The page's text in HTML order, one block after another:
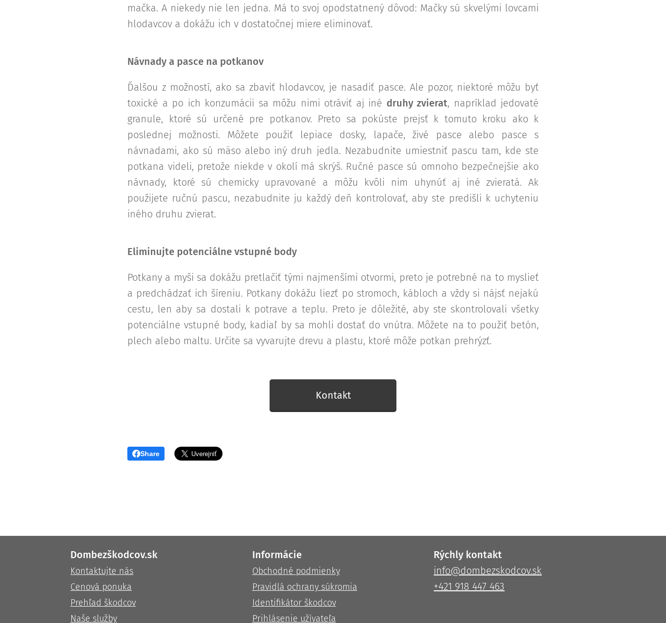
mačka. A niekedy nie len jedna. Má to svoj opodstatnený dôvod: Mačky sú skvelými lovcami
hlodavcov a dokážu ich v dostatočnej miere eliminovať.
Návnady a pasce na potkanov
Ďalšou z možností, ako sa zbaviť hlodavcov, je nasadiť pasce. Ale pozor, niektoré môžu byť
toxické a po ich konzumácii sa môžu nimi otráviť aj iné druhy zvierat, napríklad jedovaté
granule, ktoré sú určené pre potkanov. Preto sa pokúste prejsť k tomuto kroku ako k
poslednej možnosti. Môžete použiť lepiace dosky, lapače, živé pasce alebo pasce s
návnadami, ako sú mäso alebo iný druh jedla. Nezabudnite umiestniť pascu tam, kde ste
potkana videli, pretože niekde v okolí má skrýš. Ručné pasce sú omnoho bezpečnejšie ako
návnady, ktoré sú chemicky upravované a môžu kvôli nim uhynúť aj iné zvieratá. Ak
použijete ručnú pascu, nezabudnite ju každý deň kontrolovať, aby ste predišli k uchyteniu
iného druhu zvierat.
Eliminujte potenciálne vstupné body
Potkany a myši sa dokážu pretlačiť tými najmenšími otvormi, preto je potrebné na to myslieť
a predchádzať ich šíreniu. Potkany dokážu liezť po stromoch, kábloch a vždy si nájsť nejakú
cestu, len aby sa dostali k potrave a teplu. Preto je dôležité, aby ste skontrolovali všetky
potenciálne vstupné body, kadiaľ by sa mohli dostať do vnútra. Môžete na to použiť betón,
plech alebo maltu. Určite sa vyvarujte drevu a plastu, ktoré môže potkan prehrýzť.
Kontakt
Share
Dombezškodcov.sk
Kontaktujte nás
Cenová ponuka
Prehľad škodcov
Naše služby
Informácie
Obchodné podmienky
Pravidlá ochrany súkromia
Identifikátor škodcov
Prihlásenie užívateľa
Rýchly kontakt
info@dombezskodcov.sk
+421 918 447 463